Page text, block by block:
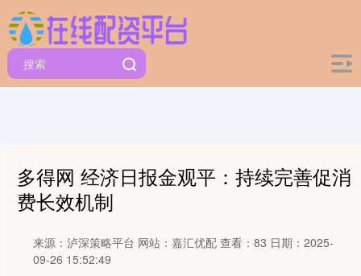
多得网 经济日报金观平：持续完善促消
费长效机制
来源：泸深策略平台 网站：嘉汇优配 查看：83 日期：2025-
09-26 15:52:49